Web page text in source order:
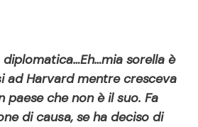
sorella è
ad Harvard mentre cresceva
paese che non è il suo. Fa
di causa, se ha deciso di